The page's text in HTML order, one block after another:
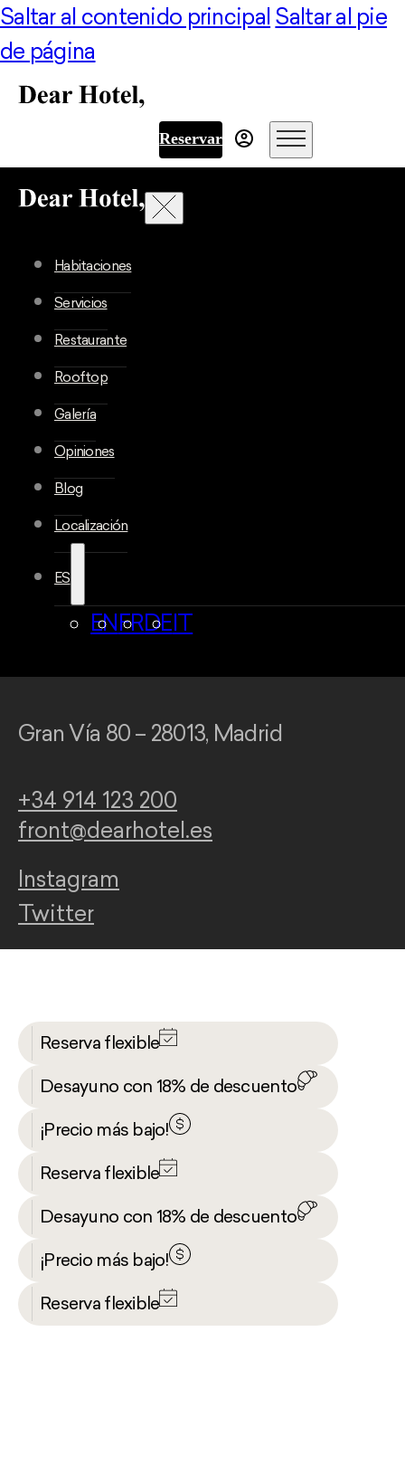
Saltar al contenido principal Saltar al pie
de página
Reservar
Habitaciones
Servicios
Restaurante
Rooftop
Galería
Opiniones
Blog
Localización
ES
EN FRDE IT
Gran Vía 80 – 28013, Madrid
+34 914 123 200
front@dearhotel.es
Instagram
Twitter
Reserva flexible
Desayuno con 18% de descuento
¡Precio más bajo!
Reserva flexible
Desayuno con 18% de descuento
¡Precio más bajo!
Reserva flexible